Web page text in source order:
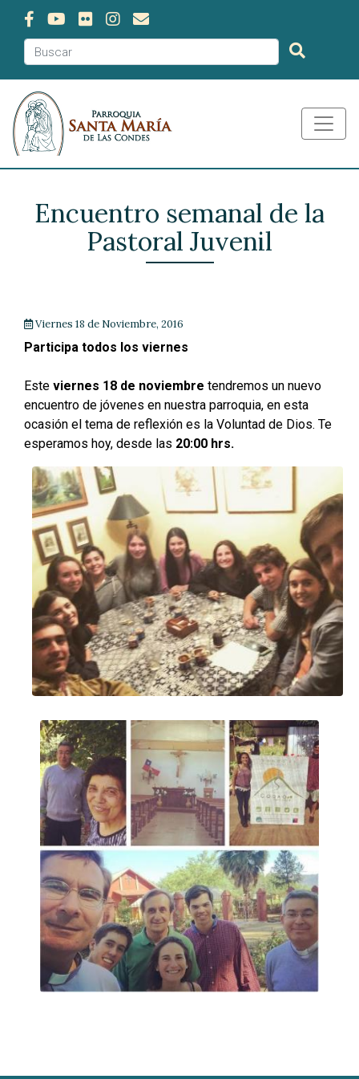
Encuentro semanal de la
Pastoral Juvenil
Viernes 18 de Noviembre, 2016
Participa todos los viernes
Este viernes 18 de noviembre tendremos un nuevo
encuentro de jóvenes en nuestra parroquia, en esta
ocasión el tema de reflexión es la Voluntad de Dios. Te
esperamos hoy, desde las 20:00 hrs.